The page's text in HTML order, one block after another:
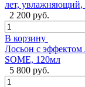
лет, увлажняющий,
2 200 руб.
В корзину
Лосьон с эффектом
SOME, 120мл
5 800 руб.